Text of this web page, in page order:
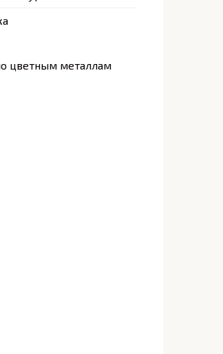
цветным металлам